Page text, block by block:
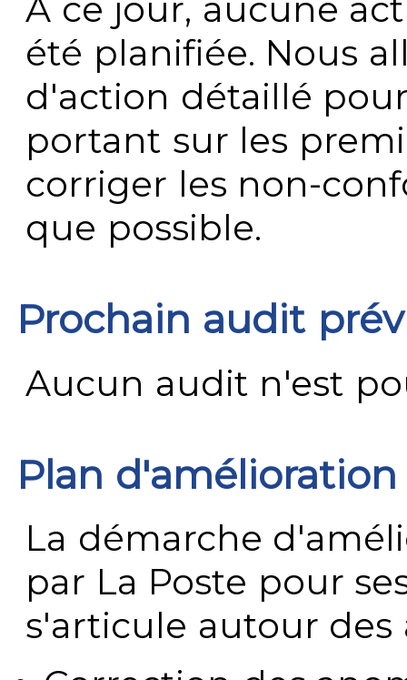
À ce jour, aucune
été planifiée. Nous
d'action détaillé
portant sur les
corriger les non-
que possible.
Prochain audit
Aucun audit n'est
Plan
La démarche
par La Poste pour
s'articule autour des